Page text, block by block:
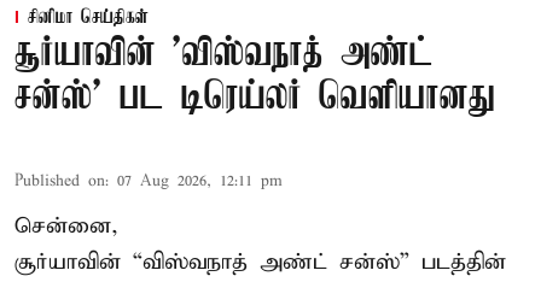
சினிமா செய்திகள்
சூர்யாவின் 'விஸ்வநாத் அண்ட்
சன்ஸ்' பட டிரெய்லர் வெளியானது
Published on: 07 Aug 2026, 12:11 pm
சென்னை,
சூர்யாவின் “விஸ்வநாத் அண்ட் சன்ஸ்” படத்தின்